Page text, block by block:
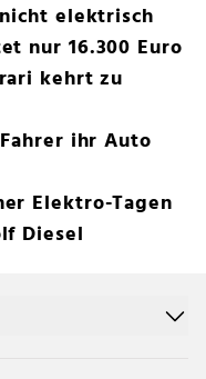
elektrisch
nur 16.300 Euro
kehrt zu
ihr Auto
Elektro-Tagen
Diesel